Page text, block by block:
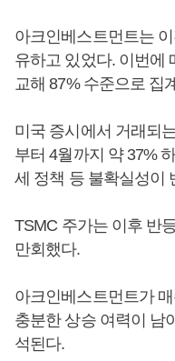
아크인베스트먼트는
유하고 있었다. 이번에
교해 87% 수준으로 집
미국 증시에서 거래되
부터 4월까지 약 37%
세 정책 등 불확실성이
TSMC 주가는 이후 반
만회했다.
아크인베스트먼트가
충분한 상승 여력이 남
석된다.